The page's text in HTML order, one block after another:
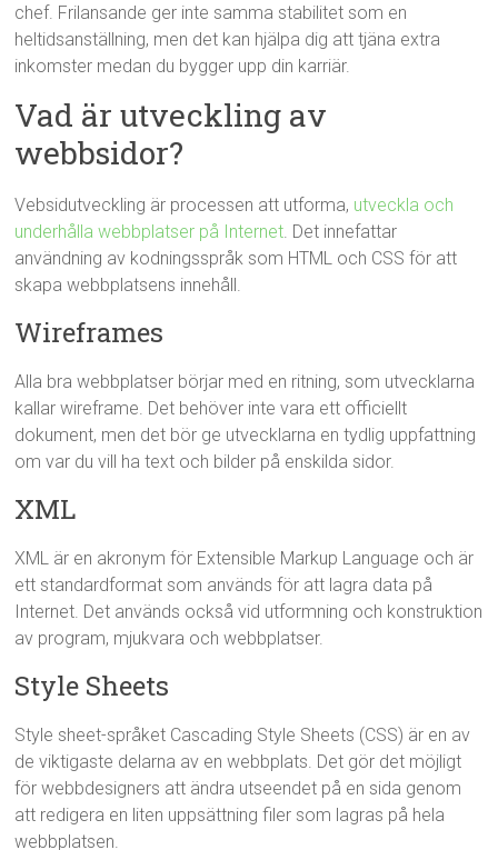
chef. Frilansande ger inte samma stabilitet som en
heltidsanställning, men det kan hjälpa dig att tjäna extra
inkomster medan du bygger upp din karriär.
Vad är utveckling av
webbsidor?
Vebsidutveckling är processen att utforma, utveckla och
underhålla webbplatser på Internet. Det innefattar
användning av kodningsspråk som HTML och CSS för att
skapa webbplatsens innehåll.
Wireframes
Alla bra webbplatser börjar med en ritning, som utvecklarna
kallar wireframe. Det behöver inte vara ett officiellt
dokument, men det bör ge utvecklarna en tydlig uppfattning
om var du vill ha text och bilder på enskilda sidor.
XML
XML är en akronym för Extensible Markup Language och är
ett standardformat som används för att lagra data på
Internet. Det används också vid utformning och konstruktion
av program, mjukvara och webbplatser.
Style Sheets
Style sheet-språket Cascading Style Sheets (CSS) är en av
de viktigaste delarna av en webbplats. Det gör det möjligt
för webbdesigners att ändra utseendet på en sida genom
att redigera en liten uppsättning filer som lagras på hela
webbplatsen.